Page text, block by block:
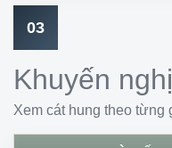
03
Khuyến
Xem cát hung theo từng